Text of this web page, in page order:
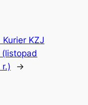
Kurier KZJ
(listopad
→